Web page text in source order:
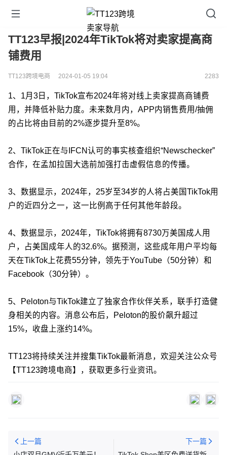
TT123早报|2024年TikTok将对卖家提高商
铺费用
TT123跨境电商 2024-01-05 19:04 2283
1、1月3日，TikTok宣布2024年将对线上卖家提高商铺费
用，并降低补贴力度。未来数月内，APP内销售费用/抽佣
的占比将由目前的2%逐步提升至8%。
2、TikTok正在与IFCN认可的事实核查组织“Newschecker”
合作，在孟加拉国大选前加强打击虚假信息的传播。
3、数据显示，2024年，25岁至34岁的人将占美国TikTok用
户的近四分之一，这一比例高于任何其他年龄段。
4、数据显示，2024年，TikTok将拥有8730万美国成人用
户，占美国成年人的32.6%。据预测，这些成年用户平均每
天在TikTok上花费55分钟，领先于YouTube（50分钟）和
Facebook（30分钟）。
5、Peloton与TikTok建立了独家合作伙伴关系，联手打造健
身相关的内容。消息公布后，Peloton的股价飙升超过
15%，收盘上涨约14%。
TT123将持续关注并搜集TikTok最新消息，欢迎关注公众号
【TT123跨境电商】，获取更多行业资讯。
上一篇
下一篇